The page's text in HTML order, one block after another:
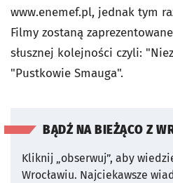
www.enemef.pl, jednak tym
Filmy zostaną
słusznej kolejności czyli:
"Pustkowie Smauga".
BĄDŹ NA BIEŻĄCO Z
Kliknij „obserwuj”, aby
Wrocławiu. Najciekawsze